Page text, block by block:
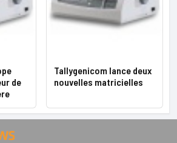
de
Tallygenicom lance deux
nouvelles matricielles